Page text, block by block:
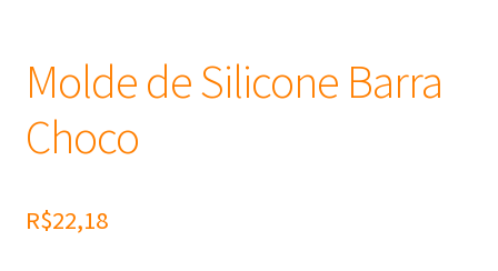
Molde de Silicone Barra
Choco
R$22,18